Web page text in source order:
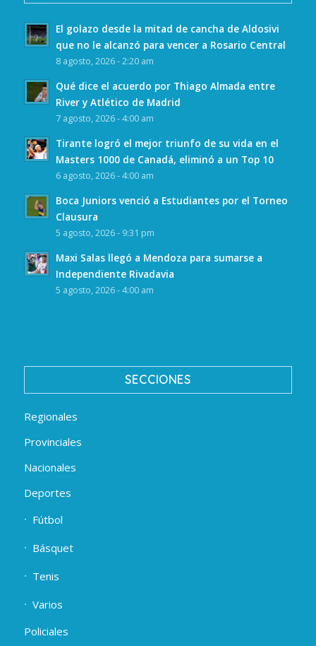
El golazo desde la mitad de cancha de Aldosivi
que no le alcanzó para vencer a Rosario Central
8 agosto, 2026 - 2:20 am
Qué dice el acuerdo por Thiago Almada entre
River y Atlético de Madrid
7 agosto, 2026 - 4:00 am
Tirante logró el mejor triunfo de su vida en el
Masters 1000 de Canadá, eliminó a un Top 10
6 agosto, 2026 - 4:00 am
Boca Juniors venció a Estudiantes por el Torneo
Clausura
5 agosto, 2026 - 9:31 pm
Maxi Salas llegó a Mendoza para sumarse a
Independiente Rivadavia
5 agosto, 2026 - 4:00 am
SECCIONES
Regionales
Provinciales
Nacionales
Deportes
Fútbol
Básquet
Tenis
Varios
Policiales